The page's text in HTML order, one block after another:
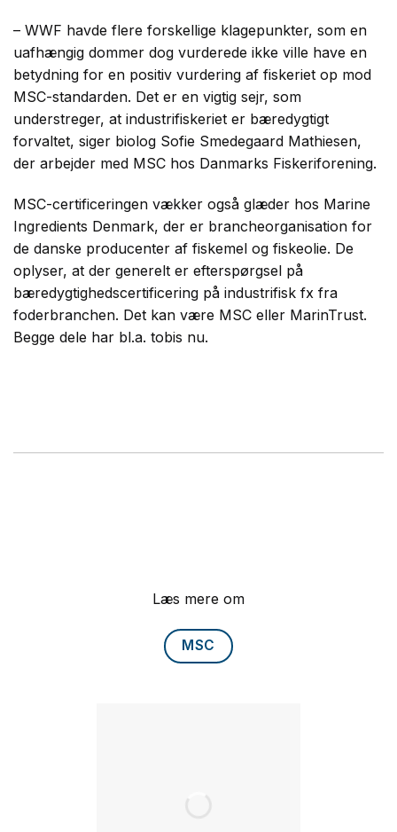
– WWF havde flere forskellige klagepunkter, som en
uafhængig dommer dog vurderede ikke ville have en
betydning for en positiv vurdering af fiskeriet op mod
MSC-standarden. Det er en vigtig sejr, som
understreger, at industrifiskeriet er bæredygtigt
forvaltet, siger biolog Sofie Smedegaard Mathiesen,
der arbejder med MSC hos Danmarks Fiskeriforening.
MSC-certificeringen vækker også glæder hos Marine
Ingredients Denmark, der er brancheorganisation for
de danske producenter af fiskemel og fiskeolie. De
oplyser, at der generelt er efterspørgsel på
bæredygtighedscertificering på industrifisk fx fra
foderbranchen. Det kan være MSC eller MarinTrust.
Begge dele har bl.a. tobis nu.
Læs mere om
MSC